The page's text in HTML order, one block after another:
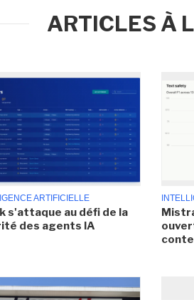
ARTICLES À
ARTIFICIELLE
s'attaque au défi de la
des agents IA